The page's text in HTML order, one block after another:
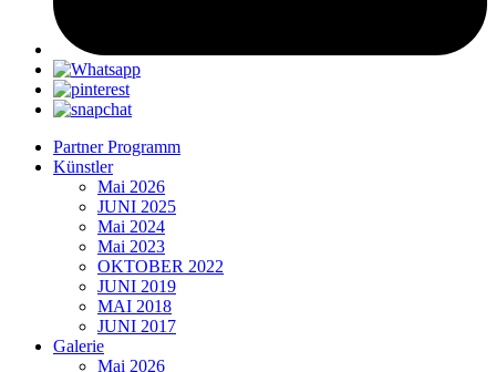
Partner Programm
Künstler
Mai 2026
JUNI 2025
Mai 2024
Mai 2023
OKTOBER 2022
JUNI 2019
MAI 2018
JUNI 2017
Galerie
Mai 2026